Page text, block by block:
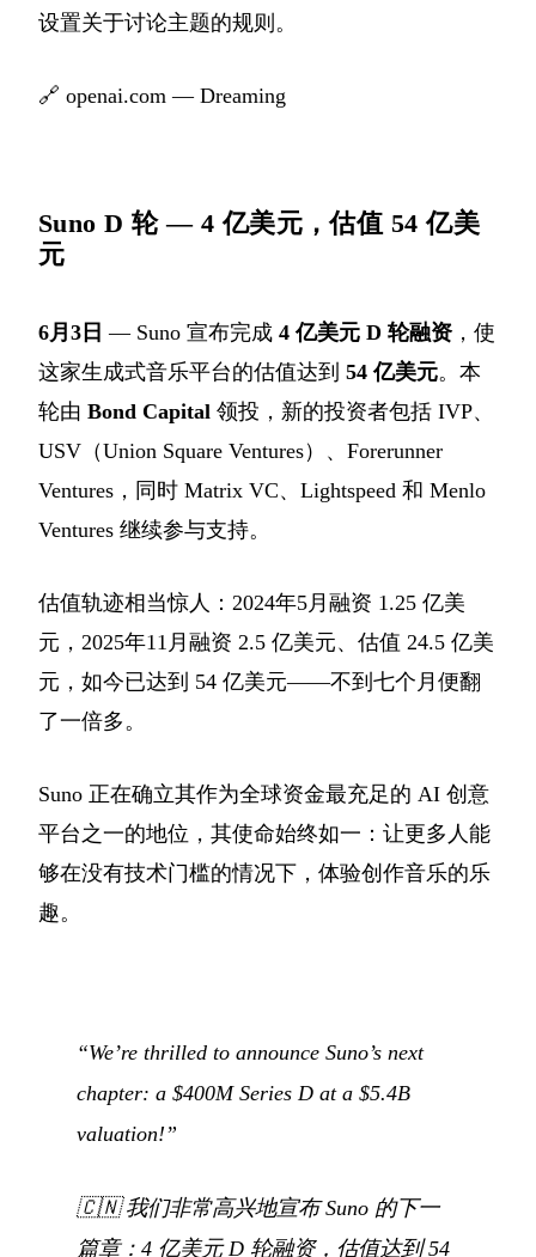
设置关于讨论主题的规则。
🔗 openai.com — Dreaming
Suno D 轮 — 4 亿美元，估值 54 亿美
元
6月3日 — Suno 宣布完成 4 亿美元 D 轮融资 ，使
这家生成式音乐平台的估值达到 54 亿美元。本
轮由 Bond Capital 领投，新的投资者包括 IVP、
USV（Union Square Ventures）、Forerunner
Ventures，同时 Matrix VC、Lightspeed 和 Menlo
Ventures 继续参与支持。
估值轨迹相当惊人：2024年5月融资 1.25 亿美
元，2025年11月融资 2.5 亿美元、估值 24.5 亿美
元，如今已达到 54 亿美元——不到七个月便翻
了一倍多。
Suno 正在确立其作为全球资金最充足的 AI 创意
平台之一的地位，其使命始终如一：让更多人能
够在没有技术门槛的情况下，体验创作音乐的乐
趣。
“We’re thrilled to announce Suno’s next
chapter: a $400M Series D at a $5.4B
valuation!”
🇨🇳我们非常高兴地宣布 Suno 的下一
篇章：4 亿美元 D 轮融资，估值达到 54